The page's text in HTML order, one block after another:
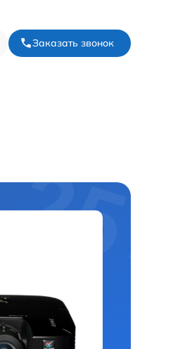
Заказать звонок